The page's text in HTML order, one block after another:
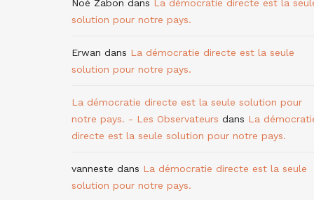
Noé Zabon dans La démocratie directe est la
solution pour notre pays.
Erwan dans La démocratie directe est la seule
solution pour notre pays.
La démocratie directe est la seule solution pour
notre pays. - Les Observateurs dans La
directe est la seule solution pour notre pays.
vanneste dans La démocratie directe est la seule
solution pour notre pays.